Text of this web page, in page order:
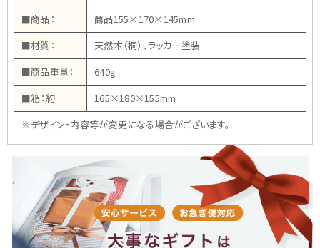
■商品：
商品155×170×145mm
■材質：
天然木（桐）、ラッカー塗装
■商品重量：
640g
■箱：約
165×180×155mm
※デザイン・内容等が変更になる場合がございます。